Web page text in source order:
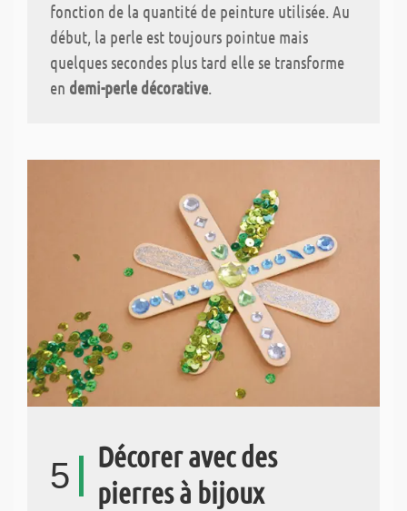
fonction de la quantité de peinture utilisée. Au
début, la perle est toujours pointue mais
quelques secondes plus tard elle se transforme
en demi-perle décorative.
5
Décorer avec des
pierres à bijoux